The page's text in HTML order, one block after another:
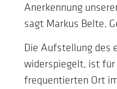
Anerkennung
sagt Markus Belte,
Die Aufstellung des
widerspiegelt, ist für
frequentierten Ort